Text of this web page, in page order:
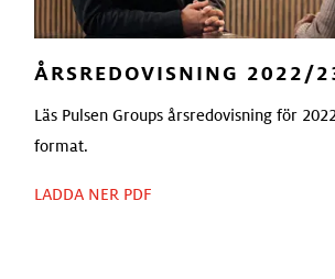
ÅRSREDOVISNING 2022/
Läs Pulsen Groups årsredovisning för
format.
LADDA NER PDF